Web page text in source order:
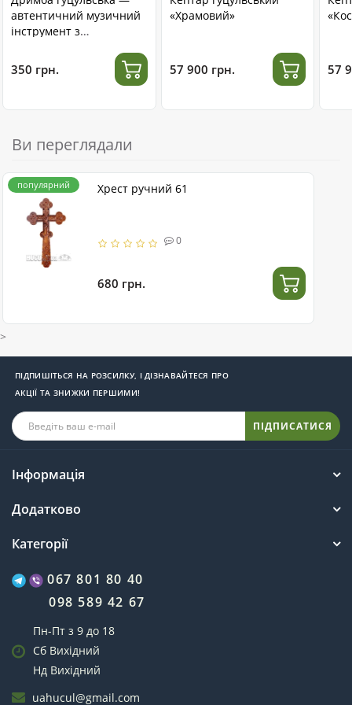
автентичний музичний
інструмент з
350 грн.
«Храмовий»
57 900 грн. 57
Ви переглядали
популярний Хрест ручний 61
0
680 грн.
>
ПІДПИШІТЬСЯ НА РОЗСИЛКУ, І ДІЗНАВАЙТЕСЯ ПРО
АКЦІЇ ТА ЗНИЖКИ ПЕРШИМИ!
ПІДПИСАТИСЯ
Інформація
Додатково
Категорії
067 801 80 40
098 589 42 67
Пн-Пт з 9 до 18
Сб Вихідний
Нд Вихідний
uahucul@gmail.com